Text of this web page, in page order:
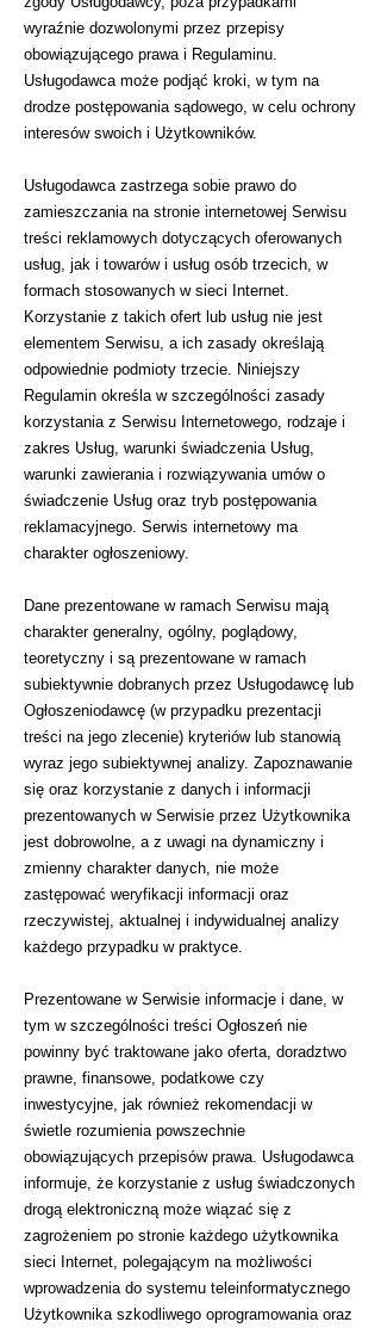
wyraźnie dozwolonymi przez przepisy
obowiązującego prawa i Regulaminu.
Usługodawca może podjąć kroki, w tym na
drodze postępowania sądowego, w celu ochrony
interesów swoich i Użytkowników.
Usługodawca zastrzega sobie prawo do
zamieszczania na stronie internetowej Serwisu
treści reklamowych dotyczących oferowanych
usług, jak i towarów i usług osób trzecich, w
formach stosowanych w sieci Internet.
Korzystanie z takich ofert lub usług nie jest
elementem Serwisu, a ich zasady określają
odpowiednie podmioty trzecie. Niniejszy
Regulamin określa w szczególności zasady
korzystania z Serwisu Internetowego, rodzaje i
zakres Usług, warunki świadczenia Usług,
warunki zawierania i rozwiązywania umów o
świadczenie Usług oraz tryb postępowania
reklamacyjnego. Serwis internetowy ma
charakter ogłoszeniowy.
Dane prezentowane w ramach Serwisu mają
charakter generalny, ogólny, poglądowy,
teoretyczny i są prezentowane w ramach
subiektywnie dobranych przez Usługodawcę lub
Ogłoszeniodawcę (w przypadku prezentacji
treści na jego zlecenie) kryteriów lub stanowią
wyraz jego subiektywnej analizy. Zapoznawanie
się oraz korzystanie z danych i informacji
prezentowanych w Serwisie przez Użytkownika
jest dobrowolne, a z uwagi na dynamiczny i
zmienny charakter danych, nie może
zastępować weryfikacji informacji oraz
rzeczywistej, aktualnej i indywidualnej analizy
każdego przypadku w praktyce.
Prezentowane w Serwisie informacje i dane, w
tym w szczególności treści Ogłoszeń nie
powinny być traktowane jako oferta, doradztwo
prawne, finansowe, podatkowe czy
inwestycyjne, jak również rekomendacji w
świetle rozumienia powszechnie
obowiązujących przepisów prawa. Usługodawca
informuje, że korzystanie z usług świadczonych
drogą elektroniczną może wiązać się z
zagrożeniem po stronie każdego użytkownika
sieci Internet, polegającym na możliwości
wprowadzenia do systemu teleinformatycznego
Użytkownika szkodliwego oprogramowania oraz